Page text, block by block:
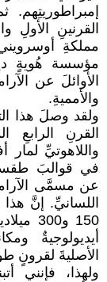
القرنينِ الأولِ
مملكةِ
مؤسسة هُويةٍ
الأوائلَ عن
والأمميةِ.
ولقد وصلَ هذا
القرنِ الرابعِ
واللاهوتيِّ لمار
في قوالبَ
عن مسمَّى
اللسانيِّ. إنَّ
150
أيديولوجيةٌ
الأصليةَ لقرونٍ
ولهذا، فإنني